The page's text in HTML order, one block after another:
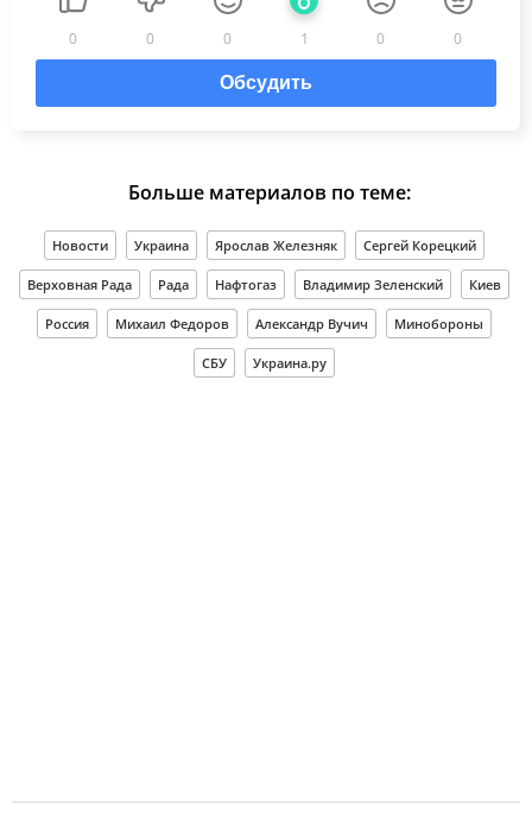
0 0 0 1 0 0
Обсудить
Больше материалов по теме:
Новости Украина Ярослав Железняк Сергей Корецкий
Верховная Рада Рада Нафтогаз Владимир Зеленский Киев
Россия Михаил Федоров Александр Вучич Минобороны
СБУ Украина.ру